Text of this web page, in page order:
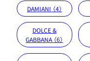
DAMIANI （4）
DOLCE &
GABBANA （6）